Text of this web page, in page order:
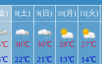
) 8(土)
30℃
22℃
9(日)
30℃
21℃
10(月)
28℃
13℃
11(火)
27℃
14℃